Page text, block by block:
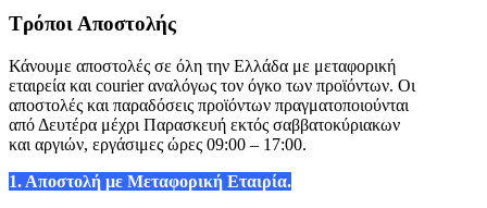
Τρόποι Αποστολής
Κάνουμε αποστολές σε όλη την Ελλάδα με μεταφορική
εταιρεία και courier αναλόγως τον όγκο των προϊόντων. Οι
αποστολές και παραδόσεις προϊόντων πραγματοποιούνται
από Δευτέρα μέχρι Παρασκευή εκτός σαββατοκύριακων
και αργιών, εργάσιμες ώρες 09:00 – 17:00.
1. Αποστολή με Μεταφορική Εταιρία.